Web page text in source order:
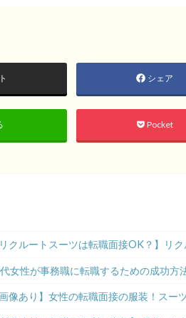
シェア
Pocket
リクルートスーツは転職面接OK？】リ
女性が事務職に転職するための成功方
画像あり】女性の転職面接の服装！スー